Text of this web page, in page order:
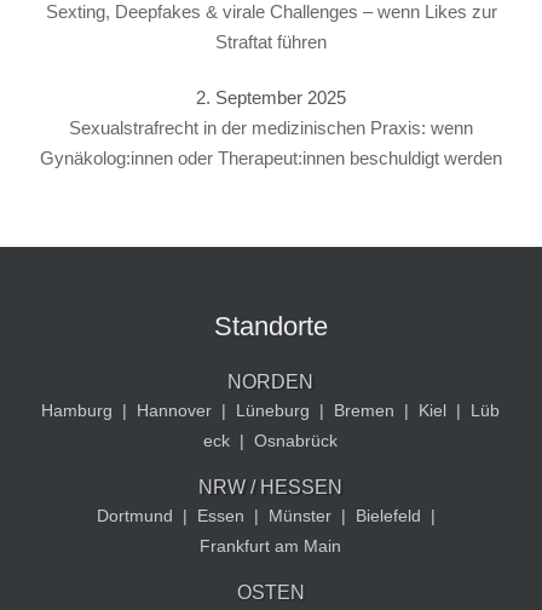
Sexting, Deepfakes & virale Challenges – wenn Likes zur
Straftat führen
2. September 2025
Sexualstrafrecht in der medizinischen Praxis: wenn
Gynäkolog:innen oder Therapeut:innen beschuldigt werden
Standorte
NORDEN
Hamburg | Hannover | Lüneburg | Bremen | Kiel |
Lüb
eck | Osnabrück
NRW / HESSEN
Dortmund | Essen | Münster | Bielefeld
|
Frankfurt am Main
OSTEN